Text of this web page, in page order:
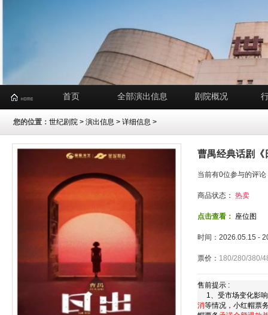
首页 全部演出信息 剧院概况
您的位置： 世纪剧院 > 演出信息 > 详细信息 >
曹禺经典话剧《
当前有0位参与的评论
商品状态： 热卖
点击查看： 座位图
时间：2026.05.15 -
票价： 180/280/380/
售前提示 :
1、受市场变化影响
消等情况，小红帽票